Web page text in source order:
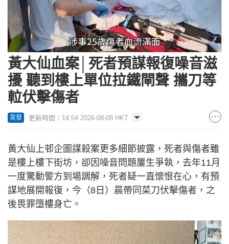
Unmute Loaded:
26.50%
黃大仙血案│死者預謀報復噪音滋
擾 聽到樓上單位拉鐵閘聲 攜刀等
𨋢伏擊傷者
突發 更新時間：14:54 2026-08-08 HKT
黃大仙上邨企圖謀殺案更多細節披露，死者與傷者雖
是樓上樓下街坊，卻因噪音問題屢生爭執，去年11月
一度驚動警方到場調解，死者疑一直懷恨在心，有預
謀地展開報復，今（8日）晨帶同菜刀伏擊傷者，之
後畏罪墮樓身亡。